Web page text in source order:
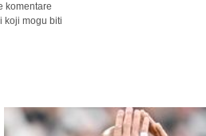
komentare
koji mogu biti